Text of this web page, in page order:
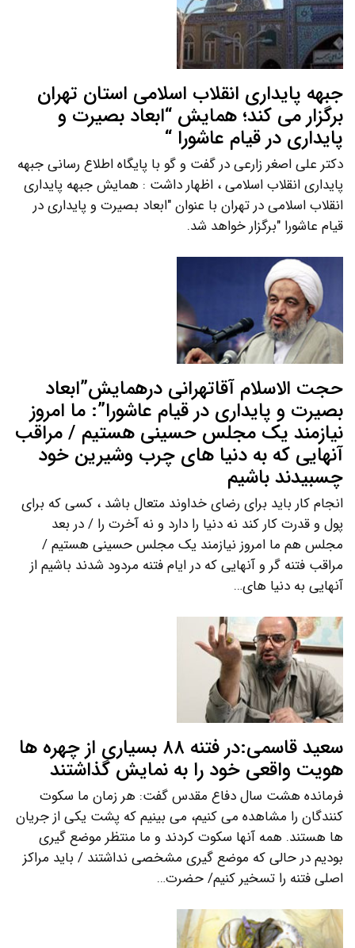
جبهه پایداری انقلاب اسلامی استان تهران
برگزار می کند؛ همایش “ابعاد بصیرت و
پایداری در قیام عاشورا “
دکتر علی اصغر زارعی در گفت و گو با پایگاه اطلاع رسانی جبهه
پایداری انقلاب اسلامی ، اظهار داشت : همایش جبهه پایداری
انقلاب اسلامی در تهران با عنوان "ابعاد بصیرت و پایداری در
قیام عاشورا "برگزار خواهد شد.
حجت الاسلام آقاتهرانی درهمایش”ابعاد
بصیرت و پایداری در قیام عاشورا”: ما امروز
نیازمند یک مجلس حسینی هستیم / مراقب
آنهایی که به دنیا های چرب وشیرین خود
چسبیدند باشیم
انجام کار باید برای رضای خداوند متعال باشد ، کسی که برای
پول و قدرت کار کند نه دنیا را دارد و نه آخرت را / در بعد
مجلس هم ما امروز نیازمند یک مجلس حسینی هستیم /
مراقب فتنه گر و آنهایی که در ایام فتنه مردود شدند باشیم از
آنهایی به دنیا های…
سعید قاسمی:در فتنه ۸۸ بسیاری از چهره ها
هویت واقعی خود را به نمایش گذاشتند
فرمانده هشت سال دفاع مقدس گفت: هر زمان ما سکوت
کنندگان را مشاهده می کنیم، می بینیم که پشت یکی از جریان
ها هستند. همه آنها سکوت کردند و ما منتظر موضع گیری
بودیم در حالی که موضع گیری مشخصی نداشتند / باید مراکز
اصلی فتنه را تسخیر کنیم/ حضرت…